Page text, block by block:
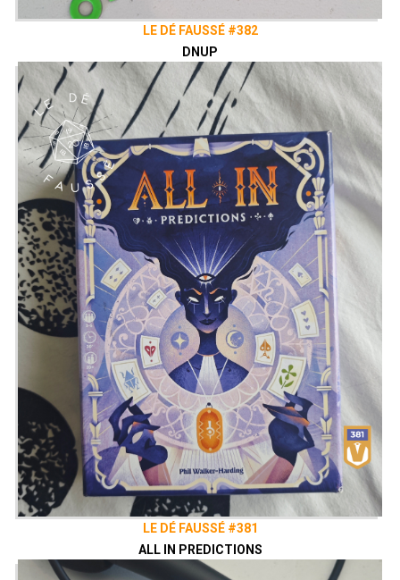
LE DÉ FAUSSÉ #382
DNUP
LE DÉ FAUSSÉ #381
ALL IN PREDICTIONS